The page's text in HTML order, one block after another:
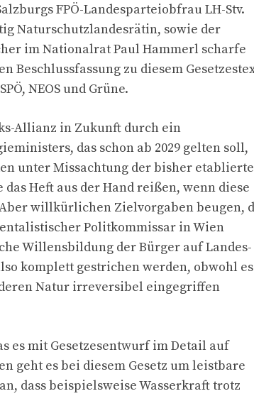
FPÖ-Landesparteiobfrau LH-Stv.
Naturschutzlandesrätin, sowie der
im Nationalrat Paul Hammerl scharfe
Beschlussfassung zu diesem
NEOS und Grüne.
Allianz in Zukunft durch ein
das schon ab 2029 gelten soll,
unter Missachtung der bisher
Heft aus der Hand reißen, wenn diese
willkürlichen Zielvorgaben beugen,
Politkommissar in Wien
Willensbildung der Bürger auf Landes-
komplett gestrichen werden, obwohl
Natur irreversibel eingegriffen
es mit Gesetzesentwurf im Detail auf
geht es bei diesem Gesetz um leistbare
dass beispielsweise Wasserkraft trotz